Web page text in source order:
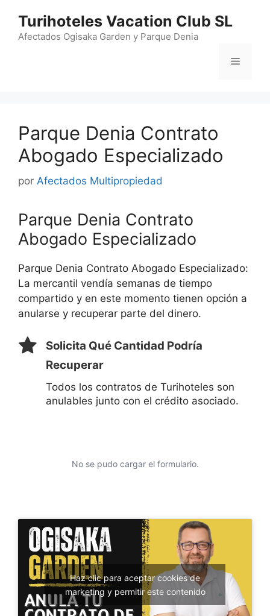
contenido
Turihoteles Vacation Club SL
Afectados Ogisaka Garden y Parque Denia
Menú
Parque Denia Contrato
Abogado Especializado
por Afectados Multipropiedad
Parque Denia Contrato
Abogado Especializado
Parque Denia Contrato Abogado Especializado:
La mercantil vendía semanas de tiempo
compartido y en este momento tienen opción a
anularse y recuperar parte del dinero.
Solicita Qué Cantidad Podría
Recuperar
Todos los contratos de Turihoteles son
anulables junto con el crédito asociado.
No se pudo cargar el formulario.
Haz clic para aceptar cookies de
marketing y permitir este contenido